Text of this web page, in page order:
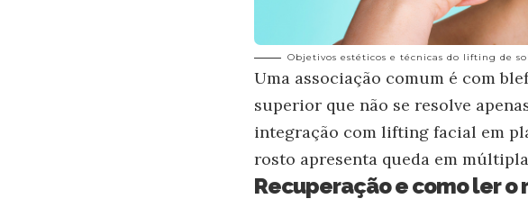
Objetivos estéticos e técnicas do lifting de
Uma associação comum é com
superior que não se resolve
integração com lifting facial em
rosto apresenta queda em
Recuperação e como ler